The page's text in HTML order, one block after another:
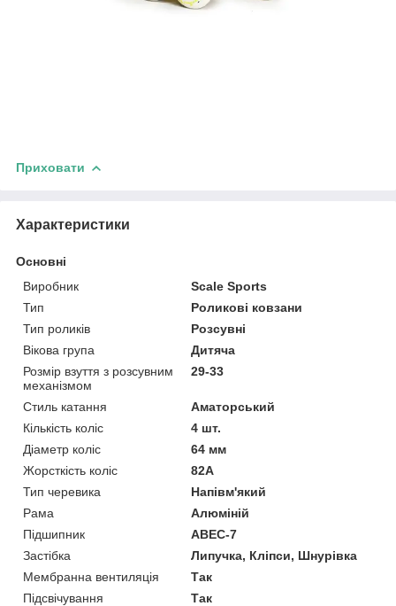
Приховати
Характеристики
Основні
Виробник
Scale Sports
Тип
Роликові ковзани
Тип роликів
Розсувні
Вікова група
Дитяча
Розмір взуття з розсувним
механізмом
29-33
Стиль катання
Аматорський
Кількість коліс
4 шт.
Діаметр коліс
64 мм
Жорсткість коліс
82А
Тип черевика
Напівм'який
Рама
Алюміній
Підшипник
ABEC-7
Застібка
Липучка, Кліпси, Шнурівка
Мембранна вентиляція
Так
Підсвічування
Так